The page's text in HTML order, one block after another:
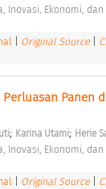
Inovasi, Ekonomi, dan
Original Source
Panen
; Karina Utami; Herie
Inovasi, Ekonomi, dan
Original Source